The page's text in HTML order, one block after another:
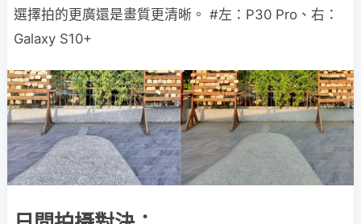
選擇拍的更廣還是畫質更清晰。 #左：P30 Pro、右：
Galaxy S10+